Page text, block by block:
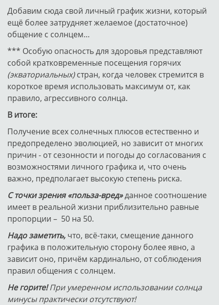
Добавим сюда свой личный график жизни, который
ещё более затрудняет желаемое (достаточное)
общение с солнцем…
*** Особую опасность для здоровья представляют
собой кратковременные посещения горячих
(экваториальных)стран, когда человек стремится в
короткое время использовать максимум от, как
правило, агрессивного солнца.
В итоге:
Получение всех солнечных плюсов естественно и
предопределено эволюцией, но зависит от многих
причин - от сезонности и погоды до согласования с
возможностями личного графика и, что очень
важно, предполагает высокую степень риска.
С точки зрения «польза-вред»данное соотношение
имеет в реальной жизни приблизительно равные
пропорции – 50 на 50.
Надо заметить, что, всё-таки, смещение данного
графика в положительную сторону более явно, а
зависит оно, причём кардинально, от соблюдения
правил общения с солнцем.
Не горите!При умеренном использовании солнца
минусы практически отсутствуют!